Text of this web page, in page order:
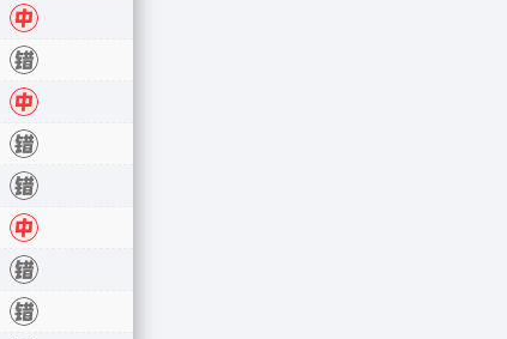
中
错
中
错
错
中
错
错